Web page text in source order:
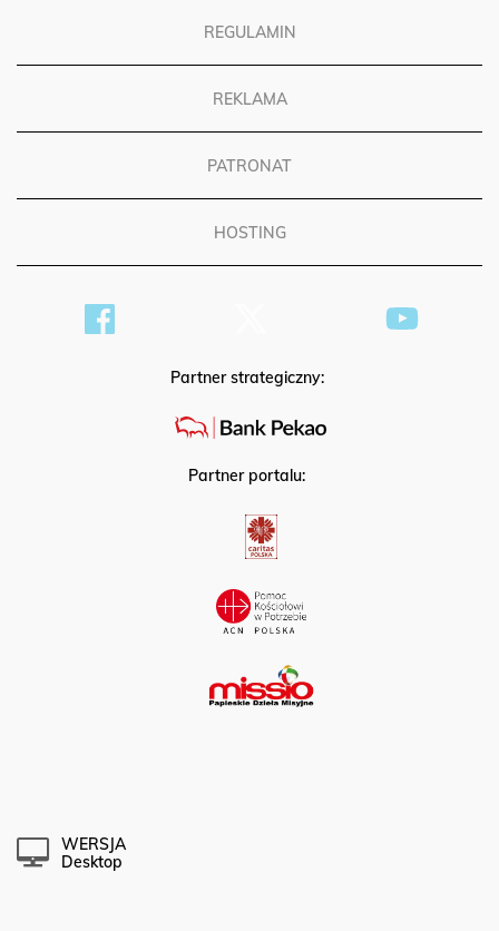
REGULAMIN
REKLAMA
PATRONAT
HOSTING
Partner strategiczny:
Partner portalu:
WERSJA
Desktop